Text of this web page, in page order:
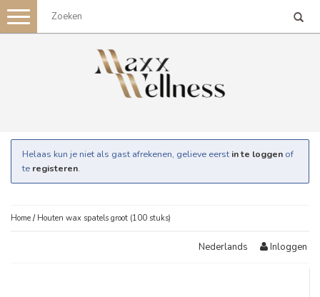
Toggle
navigation
Helaas kun je niet als gast afrekenen, gelieve eerst in te loggen of
te registeren.
Home / Houten wax spatels groot (100 stuks)
Nederlands Inloggen